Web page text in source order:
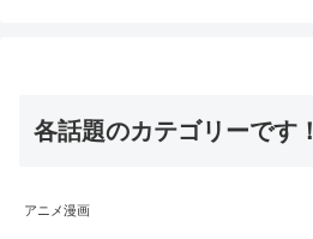
各話題のカテゴリーです！
アニメ漫画